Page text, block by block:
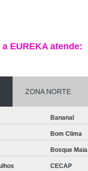
EUREKA atende:
ZONA NORTE
Bananal
Bom Clima
Bosque Maia
CECAP